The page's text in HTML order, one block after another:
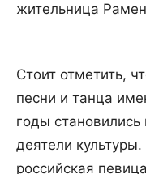
жительница
Стоит отметить,
песни и танца
годы
деятели
российская